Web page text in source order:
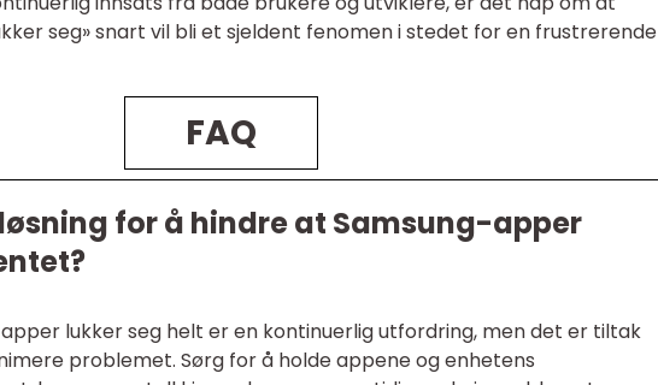
seg» snart vil bli et sjeldent fenomen i stedet for en frustrerende
FAQ
for å hindre at Samsung-apper
lukker seg helt er en kontinuerlig utfordring, men det er tiltak
problemet. Sørg for å holde appene og enhetens